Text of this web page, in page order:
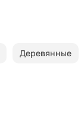
Деревянные